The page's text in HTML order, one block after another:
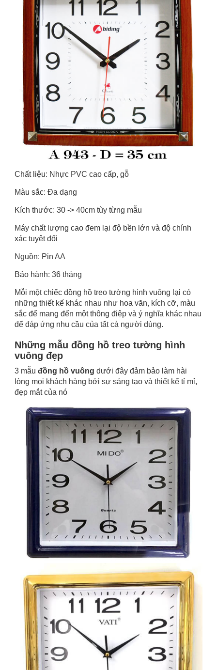
Chất liệu: Nhực PVC cao cấp, gỗ
Màu sắc: Đa dạng
Kích thước: 30 -> 40cm tùy từng mẫu
Máy chất lượng cao đem lại độ bền lớn và độ chính
xác tuyệt đối
Nguồn: Pin AA
Bảo hành: 36 tháng
Mỗi một chiếc đồng hồ treo tường hình vuông lại có
những thiết kế khác nhau như hoa văn, kích cỡ, màu
sắc để mang đến một thông điệp và ý nghĩa khác nhau
để đáp ứng nhu cầu của tất cả người dùng.
Những mẫu đồng hồ treo tường hình
vuông đẹp
3 mẫu đồng hồ vuông dưới đây đảm bảo làm hài
lòng mọi khách hàng bởi sự sáng tạo và thiết kế tỉ mỉ,
đẹp mắt của nó